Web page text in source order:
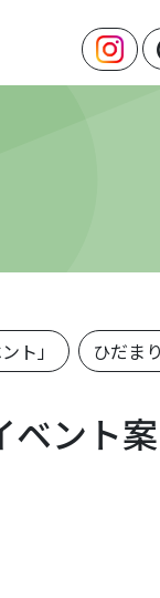
ト」 ひだま
ント案